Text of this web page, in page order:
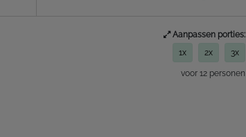
Aanpassen porties:
1x 2x 3x
voor 12 personen